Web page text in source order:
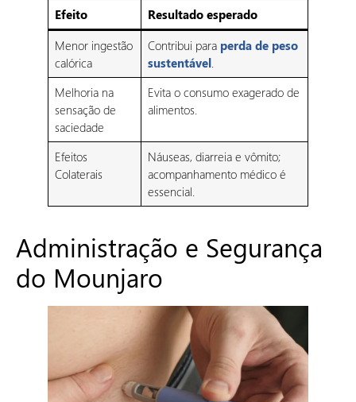
Efeito Resultado esperado
Menor ingestão
calórica
Contribui para perda de peso
sustentável.
Melhoria na
sensação de
saciedade
Evita o consumo exagerado de
alimentos.
Efeitos
Colaterais
Náuseas, diarreia e vômito;
acompanhamento médico é
essencial.
Administração e Segurança
do Mounjaro